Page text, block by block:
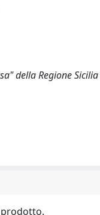
della Regione
prodotto.